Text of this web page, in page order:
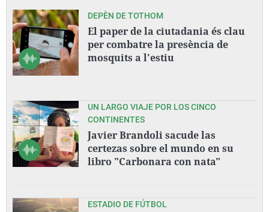
DEPÈN DE TOTHOM
El paper de la ciutadania és clau
per combatre la presència de
mosquits a l'estiu
UN LARGO VIAJE POR LOS CINCO
CONTINENTES
Javier Brandoli sacude las
certezas sobre el mundo en su
libro "Carbonara con nata"
ESTADIO DE FÚTBOL